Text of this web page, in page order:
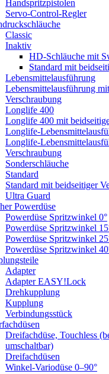
Handspritzpistolen
Servo-Control-Regler
Classic
Inaktiv
HD-Schläuche mit
Standard mit
Lebensmittelausführung
Lebensmittelausführung
Verschraubung
Longlife 400
Longlife 400 mit
Longlife-
Longlife-
Verschraubung
Sonderschläuche
Standard
Standard mit beidseitiger
Ultra Guard
Powerdüse
Powerdüse Spritzwinkel 0°
Powerdüse Spritzwinkel
Powerdüse Spritzwinkel
Powerdüse Spritzwinkel
Adapter
Adapter EASY!Lock
Drehkupplung
Kupplung
Verbindungsstück
Dreifachdüse, Touchless
umschaltbar)
Dreifachdüsen
Winkel-Variodüse 0–90°